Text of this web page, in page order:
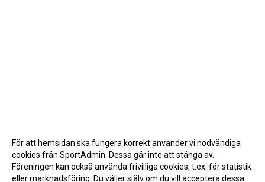
För att hemsidan ska fungera korrekt använder vi nödvändiga
cookies från SportAdmin. Dessa går inte att stänga av.
Föreningen kan också använda frivilliga cookies, t.ex. för statistik
eller marknadsföring. Du väljer själv om du vill acceptera dessa.